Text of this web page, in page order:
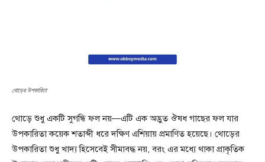
থোড়ের উপকারিতা
থোড়ে শুধু একটি সুগন্ধি ফল নয়—এটি এক অদ্ভুত ঔষধ গাছের ফল যার
উপকারিতা কয়েক শতাব্দী ধরে দক্ষিণ এশিয়ায় প্রমাণিত হয়েছে। থোড়ের
উপকারিতা শুধু খাদ্য হিসেবেই সীমাবদ্ধ নয়, বরং এর মধ্যে থাকা প্রাকৃতিক